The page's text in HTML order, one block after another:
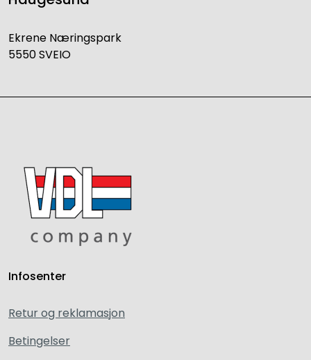
Ekrene Næringspark
5550 SVEIO
Infosenter
Retur og reklamasjon
Betingelser